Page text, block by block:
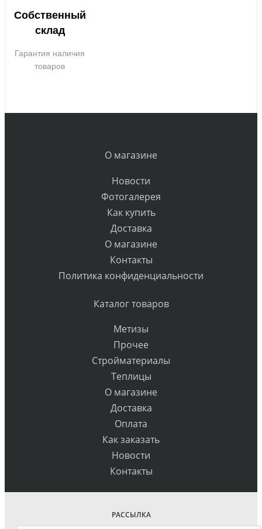
Собственный
склад
Гарантия наличия
товаров
О магазине
Новости
Фотогалерея
Как купить
Доставка
О магазине
Контакты
Политика конфиденциальности
Каталог товаров
Метизы
Прочее
Стройматериалы
Теплицы
О магазине
Доставка
Оплата
Как заказать
Новости
Контакты
РАССЫЛКА